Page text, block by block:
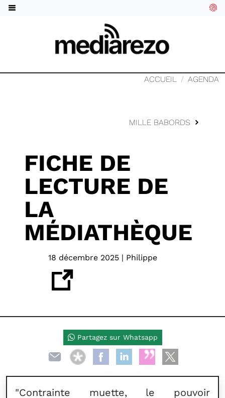
ACCUEIL AGENDA
MILLE BABORDS
FICHE DE
LECTURE DE
LA
MÉDIATHÈQUE
18 décembre 2025 | Philippe
"Contrainte muette, le pouvoir
Partagez sur Whatsapp